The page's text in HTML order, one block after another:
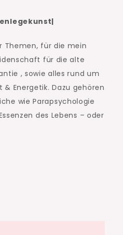
Themen, für die mein
für die alte
, sowie alles rund um
Energetik. Dazu gehören
wie Parapsychologie
des Lebens – oder